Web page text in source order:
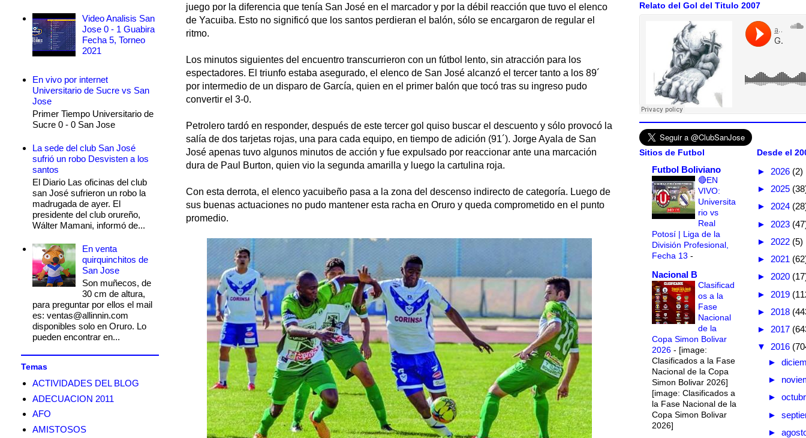
juego por la diferencia que tenía San José en el marcador y por la débil reacción que tuvo el elenco
de Yacuiba. Esto no significó que los santos perdieran el balón, sólo se encargaron de regular el
ritmo.
Los minutos siguientes del encuentro transcurrieron con un fútbol lento, sin atracción para los
espectadores. El triunfo estaba asegurado, el elenco de San José alcanzó el tercer tanto a los 89´
por intermedio de un disparo de García, quien en el primer balón que tocó tras su ingreso pudo
convertir el 3-0.
Petrolero tardó en responder, después de este tercer gol quiso buscar el descuento y sólo provocó la
salía de dos tarjetas rojas, una para cada equipo, en tiempo de adición (91´). Jorge Ayala de San
José apenas tuvo algunos minutos de acción y fue expulsado por reaccionar ante una marcación
dura de Paul Burton, quien vio la segunda amarilla y luego la cartulina roja.
Con esta derrota, el elenco yacuibeño pasa a la zona del descenso indirecto de categoría. Luego de
sus buenas actuaciones no pudo mantener esta racha en Oruro y queda comprometido en el punto
promedio.
Video Analisis San
Jose 0 - 1 Guabira
Fecha 5, Torneo
2021
En vivo por internet
Universitario de Sucre vs San
Jose
Primer Tiempo Universitario de
Sucre 0 - 0 San Jose
La sede del club San José
sufrió un robo Desvisten a los
santos
El Diario Las oficinas del club
san José sufrieron un robo la
madrugada de ayer. El
presidente del club orureño,
Wálter Mamani, informó de...
En venta
quirquinchitos de
San Jose
Son muñecos, de
30 cm de altura,
para preguntar por ellos el mail
es: ventas@allinnin.com
disponibles solo en Oruro. Lo
pueden encontrar en...
Temas
ACTIVIDADES DEL BLOG
ADECUACION 2011
AFO
AMISTOSOS
Relato del Gol del Titulo 2007
Sitios de Futbol
Futbol Boliviano
🔴EN
VIVO:
Universita
rio vs
Real
Potosí | Liga de la
División Profesional,
Fecha 13 -
Nacional B
Clasificad
os a la
Fase
Nacional
de la
Copa Simon Bolivar
2026 - [image:
Clasificados a la Fase
Nacional de la Copa
Simon Bolivar 2026]
[image: Clasificados a
la Fase Nacional de la
Copa Simon Bolivar
2026]
Desde el
► 2026 (2)
► 2025
► 2024
► 2023
► 2022 (5)
► 2021
► 2020
► 2019
► 2018
► 2017
▼ 2016
►
►
►
►
►